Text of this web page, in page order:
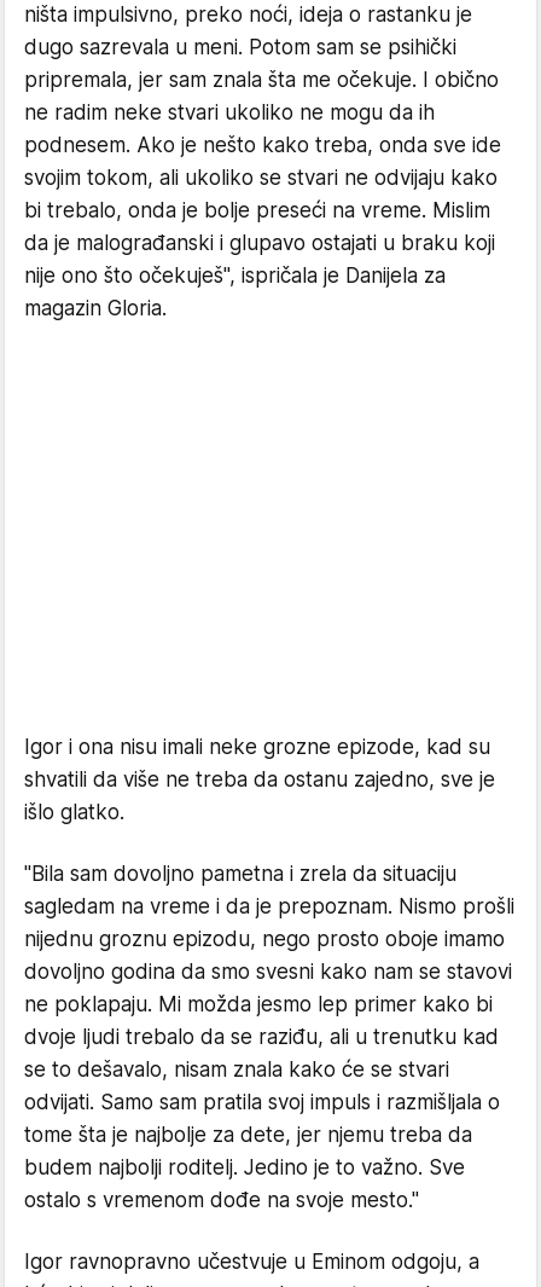
ništa impulsivno, preko noći, ideja o rastanku je
dugo sazrevala u meni. Potom sam se psihički
pripremala, jer sam znala šta me očekuje. I obično
ne radim neke stvari ukoliko ne mogu da ih
podnesem. Ako je nešto kako treba, onda sve ide
svojim tokom, ali ukoliko se stvari ne odvijaju kako
bi trebalo, onda je bolje preseći na vreme. Mislim
da je malograđanski i glupavo ostajati u braku koji
nije ono što očekuješ", ispričala je Danijela za
magazin Gloria.
Igor i ona nisu imali neke grozne epizode, kad su
shvatili da više ne treba da ostanu zajedno, sve je
išlo glatko.
"Bila sam dovoljno pametna i zrela da situaciju
sagledam na vreme i da je prepoznam. Nismo prošli
nijednu groznu epizodu, nego prosto oboje imamo
dovoljno godina da smo svesni kako nam se stavovi
ne poklapaju. Mi možda jesmo lep primer kako bi
dvoje ljudi trebalo da se raziđu, ali u trenutku kad
se to dešavalo, nisam znala kako će se stvari
odvijati. Samo sam pratila svoj impuls i razmišljala o
tome šta je najbolje za dete, jer njemu treba da
budem najbolji roditelj. Jedino je to važno. Sve
ostalo s vremenom dođe na svoje mesto."
Igor ravnopravno učestvuje u Eminom odgoju, a